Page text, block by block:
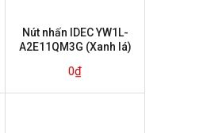
Nút nhấn IDEC YW1L-
A2E11QM3G (Xanh lá)
0₫